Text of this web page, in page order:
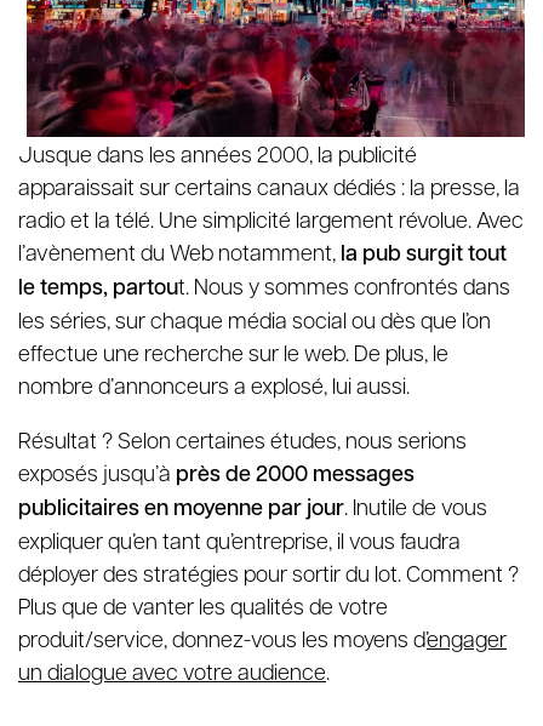
Jusque dans les années 2000, la publicité
apparaissait sur certains canaux dédiés : la presse, la
radio et la télé. Une simplicité largement révolue. Avec
l’avènement du Web notamment, la pub surgit tout
le temps, partout. Nous y sommes confrontés dans
les séries, sur chaque média social ou dès que l’on
effectue une recherche sur le web. De plus, le
nombre d’annonceurs a explosé, lui aussi.
Résultat ? Selon certaines études, nous serions
exposés jusqu’à près de 2000 messages
publicitaires en moyenne par jour. Inutile de vous
expliquer qu’en tant qu’entreprise, il vous faudra
déployer des stratégies pour sortir du lot. Comment ?
Plus que de vanter les qualités de votre
produit/service, donnez-vous les moyens d’engager
un dialogue avec votre audience.